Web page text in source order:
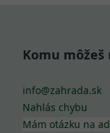
Komu môžeš
info@zahrada.sk
Nahlás chybu
Mám otázku na